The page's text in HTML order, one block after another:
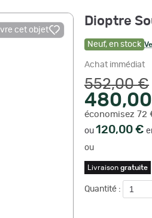
cet objet
Dioptre
Neuf, en stock
Achat immédiat
552,00 €
économisez 72
ou 120,00 €
ou
Livraison gratuite
Quantité :